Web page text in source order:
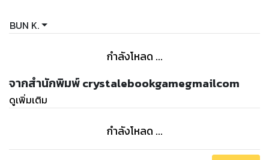
BUN K.
กำลังโหลด ...
จากสำนักพิมพ์ crystalebookgamegmailcom
ดูเพิ่มเติม
กำลังโหลด ...